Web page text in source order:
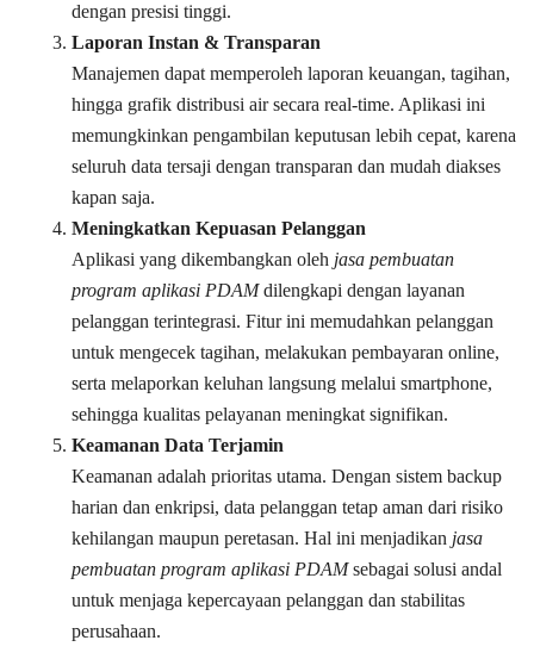
dengan presisi tinggi.
Laporan Instan & Transparan
Manajemen dapat memperoleh laporan keuangan, tagihan,
hingga grafik distribusi air secara real-time. Aplikasi ini
memungkinkan pengambilan keputusan lebih cepat, karena
seluruh data tersaji dengan transparan dan mudah diakses
kapan saja.
Meningkatkan Kepuasan Pelanggan
Aplikasi yang dikembangkan oleh jasa pembuatan
program aplikasi PDAMdilengkapi dengan layanan
pelanggan terintegrasi. Fitur ini memudahkan pelanggan
untuk mengecek tagihan, melakukan pembayaran online,
serta melaporkan keluhan langsung melalui smartphone,
sehingga kualitas pelayanan meningkat signifikan.
Keamanan Data Terjamin
Keamanan adalah prioritas utama. Dengan sistem backup
harian dan enkripsi, data pelanggan tetap aman dari risiko
kehilangan maupun peretasan. Hal ini menjadikan jasa
pembuatan program aplikasi PDAMsebagai solusi andal
untuk menjaga kepercayaan pelanggan dan stabilitas
perusahaan.